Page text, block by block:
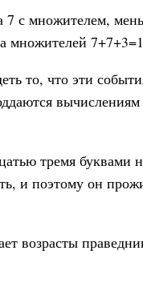
7 с множителем,
множителей
то, что эти
вычислениям
тремя буквами
и поэтому он
возрасты